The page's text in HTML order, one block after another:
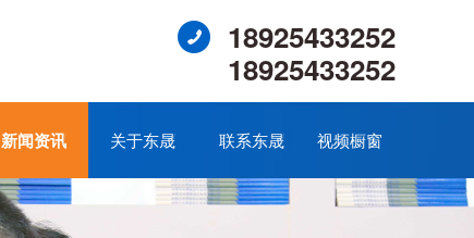
18925433252
18925433252
新闻资讯 关于东晟 联系东晟 视频橱窗